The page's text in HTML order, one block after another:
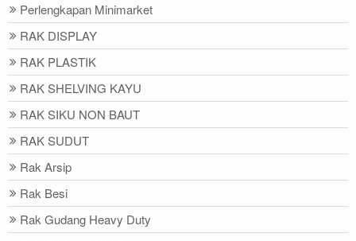
Perlengkapan Minimarket
RAK DISPLAY
RAK PLASTIK
RAK SHELVING KAYU
RAK SIKU NON BAUT
RAK SUDUT
Rak Arsip
Rak Besi
Rak Gudang Heavy Duty